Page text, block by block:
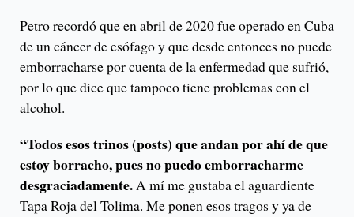
Petro recordó que en abril de 2020 fue operado en Cuba
de un cáncer de esófago y que desde entonces no puede
emborracharse por cuenta de la enfermedad que sufrió,
por lo que dice que tampoco tiene problemas con el
alcohol.
“Todos esos trinos (posts) que andan por ahí de que
estoy borracho, pues no puedo emborracharme
desgraciadamente.A mí me gustaba el aguardiente
Tapa Roja del Tolima. Me ponen esos tragos y ya de